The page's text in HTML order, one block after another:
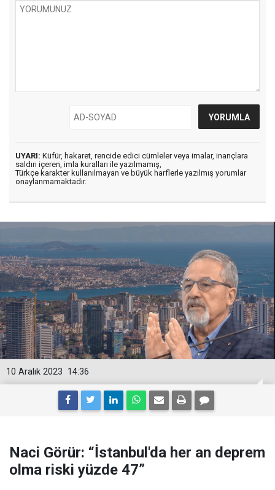
UYARI: Küfür, hakaret, rencide edici cümleler veya imalar, inançlara
saldırı içeren, imla kuralları ile yazılmamış,
Türkçe karakter kullanılmayan ve büyük harflerle yazılmış yorumlar
onaylanmamaktadır.
14:36
10 Aralık 2023
Naci Görür: “İstanbul'da her an deprem
olma riski yüzde 47”